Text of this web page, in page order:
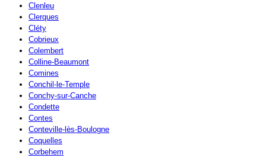
Clenleu
Clerques
Cléty
Cobrieux
Colembert
Colline-Beaumont
Comines
Conchil-le-Temple
Conchy-sur-Canche
Condette
Contes
Conteville-lès-Boulogne
Coquelles
Corbehem